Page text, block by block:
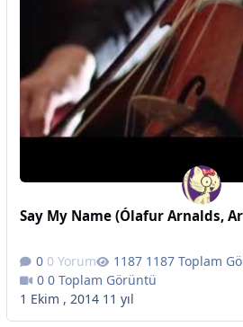
0 Yorum
1187 Toplam
0 Toplam Görüntü
1 Ekim , 2014 11 yıl